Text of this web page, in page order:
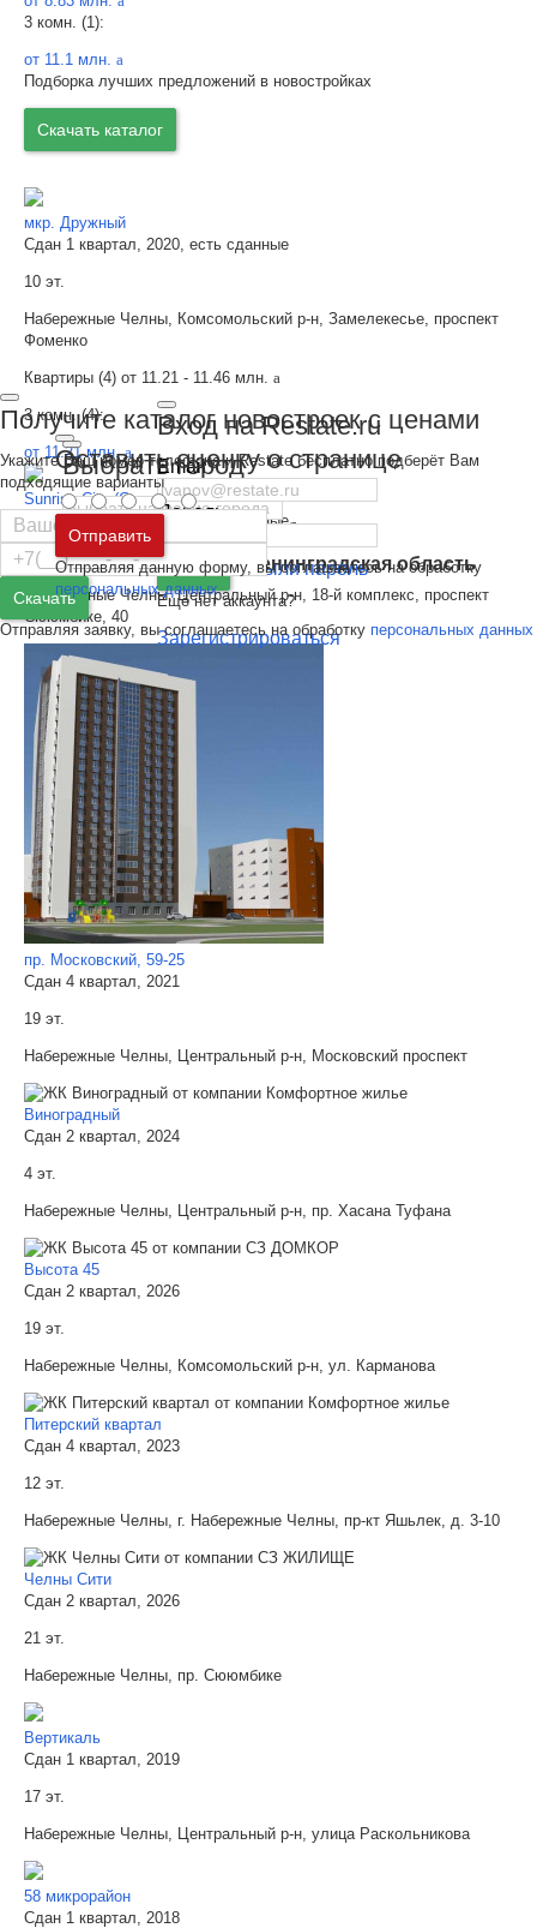
Выбрать город
Москва и
Московская область
Санкт-Петербург иЛенинградская область
Вход на Restate.ru
Email
Пароль
Войти Забыли пароль
Ещё нет аккаунта?
Зарегистрироваться
3 комн. (1):
от 11.1 млн. a
Подборка лучших предложений в новостройках
Скачать каталог
Получите каталог новостроек с ценами
Укажите Ваш номер телефона и Restate бесплатно подберёт Вам
подходящие варианты
Скачать
Отправляя заявку, вы соглашаетесь на обработку персональных данных
мкр. Дружный
Сдан 1 квартал, 2020, есть сданные
10 эт.
Набережные Челны, Комсомольский р-н, Замелекесье, проспект
Фоменко
Квартиры (4) от 11.21 - 11.46 млн. a
3 комн. (4):
от 11.21 млн.a
Sunrise City (Санрайс Сити)
Сдан 1 квартал, 2021, есть сданные
24 эт.
Набережные Челны, Центральный р-н, 18-й комплекс, проспект
Сююмбике, 40
пр. Московский, 59-25
Сдан 4 квартал, 2021
19 эт.
Набережные Челны, Центральный р-н, Московский проспект
Виноградный
Сдан 2 квартал, 2024
4 эт.
Набережные Челны, Центральный р-н, пр. Хасана Туфана
Высота 45
Сдан 2 квартал, 2026
19 эт.
Набережные Челны, Комсомольский р-н, ул. Карманова
Питерский квартал
Сдан 4 квартал, 2023
12 эт.
Набережные Челны, г. Набережные Челны, пр-кт Яшьлек, д. 3-10
Челны Сити
Сдан 2 квартал, 2026
21 эт.
Набережные Челны, пр. Сююмбике
Вертикаль
Сдан 1 квартал, 2019
17 эт.
Набережные Челны, Центральный р-н, улица Раскольникова
58 микрорайон
Сдан 1 квартал, 2018
Оставить оценку о странице
Отправить
Отправляя данную форму, вы соглашаетесь на обработку
персональных данных